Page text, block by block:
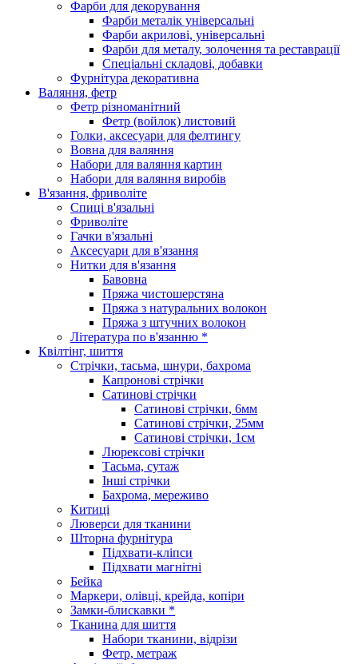
Фарби для декорування
Фарби металік універсальні
Фарби акрилові, універсальні
Фарби для металу, золочення та реставрації
Спеціальні складові, добавки
Фурнітура декоративна
Валяння, фетр
Фетр різноманітний
Фетр (войлок) листовий
Голки, аксесуари для фелтингу
Вовна для валяння
Набори для валяння картин
Набори для валяння виробів
В'язання, фриволіте
Спиці в'язальні
Фриволіте
Гачки в'язальні
Аксесуари для в'язання
Нитки для в'язання
Бавовна
Пряжа чистошерстяна
Пряжа з натуральних волокон
Пряжа з штучних волокон
Література по в'язанню *
Квілтінг, шиття
Стрічки, тасьма, шнури, бахрома
Капронові стрічки
Сатинові стрічки
Сатинові стрічки, 6мм
Сатинові стрічки, 25мм
Сатинові стрічки, 1см
Люрексові стрічки
Тасьма, сутаж
Інші стрічки
Бахрома, мереживо
Китиці
Люверси для тканини
Шторна фурнітура
Підхвати-кліпси
Підхвати магнітні
Бейка
Маркери, олівці, крейда, копіри
Замки-блискавки *
Тканина для шиття
Набори тканини, відрізи
Фетр, метраж